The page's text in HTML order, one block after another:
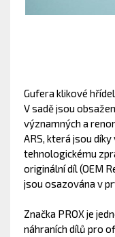
Gufera klikové
V sadě jsou
významných a
ARS, která jsou
tehnologickému
originální díl (OEM
jsou osazována v
Značka PROX je
náhraních dílů pro